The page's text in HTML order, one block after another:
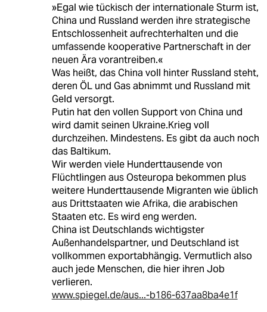
»Egal wie tückisch der internationale Sturm ist,
China und Russland werden ihre strategische
Entschlossenheit aufrechterhalten und die
umfassende kooperative Partnerschaft in der
neuen Ära vorantreiben.«
Was heißt, das China voll hinter Russland steht,
deren ÖL und Gas abnimmt und Russland mit
Geld versorgt.
Putin hat den vollen Support von China und
wird damit seinen Ukraine.Krieg voll
durchzeihen. Mindestens. Es gibt da auch noch
das Baltikum.
Wir werden viele Hunderttausende von
Flüchtlingen aus Osteuropa bekommen plus
weitere Hunderttausende Migranten wie üblich
aus Drittstaaten wie Afrika, die arabischen
Staaten etc. Es wird eng werden.
China ist Deutschlands wichtigster
Außenhandelspartner, und Deutschland ist
vollkommen exportabhängig. Vermutlich also
auch jede Menschen, die hier ihren Job
verlieren.
www.spiegel.de/aus...-b186-637aa8ba4e1f